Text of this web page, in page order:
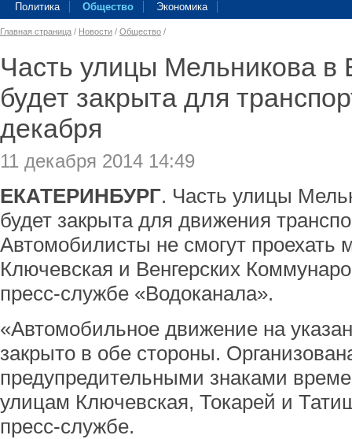
Политика Общество Экономика
Главная страница / Новости / Общество /
Часть улицы Мельникова в
будет закрыта для
декабря
11 декабря 2014 14:49
ЕКАТЕРИНБУРГ. Часть улицы
будет закрыта для движения
Автомобилисты не смогут проехать
Ключевская и Венгерских
пресс-службе «Водоканала».
«Автомобильное движение на
закрыто в обе стороны.
предупредительными знаками
улицам Ключевская, Токарей и
пресс-службе.